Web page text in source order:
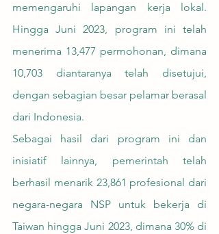
memengaruhi lapangan kerja lokal.
Hingga Juni 2023, program ini telah
menerima 13,477 permohonan, dimana
10,703 diantaranya telah disetujui,
dengan sebagian besar pelamar berasal
dari Indonesia.
Sebagai hasil dari program ini dan
inisiatif lainnya, pemerintah telah
berhasil menarik 23,861 profesional dari
negara-negara NSP untuk bekerja di
Taiwan hingga Juni 2023, dimana 30% di